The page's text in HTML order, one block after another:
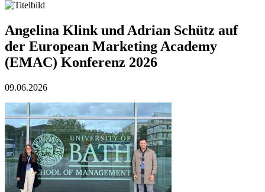
Angelina Klink und Adrian Schütz auf
der European Marketing Academy
(EMAC) Konferenz 2026
09.06.2026